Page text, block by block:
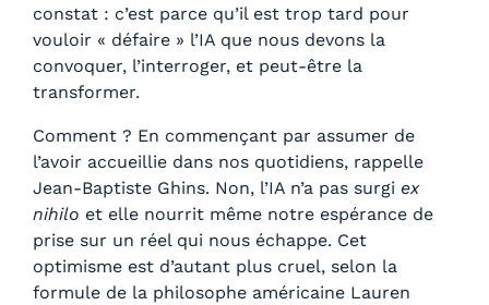
constat : c’est parce qu’il est trop tard pour
vouloir « défaire » l’IA que nous devons la
convoquer, l’interroger, et peut-être la
transformer.
Comment ? En commençant par assumer de
l’avoir accueillie dans nos quotidiens, rappelle
Jean-Baptiste Ghins. Non, l’IA n’a pas surgi ex
nihilo et elle nourrit même notre espérance de
prise sur un réel qui nous échappe. Cet
optimisme est d’autant plus cruel, selon la
formule de la philosophe américaine Lauren